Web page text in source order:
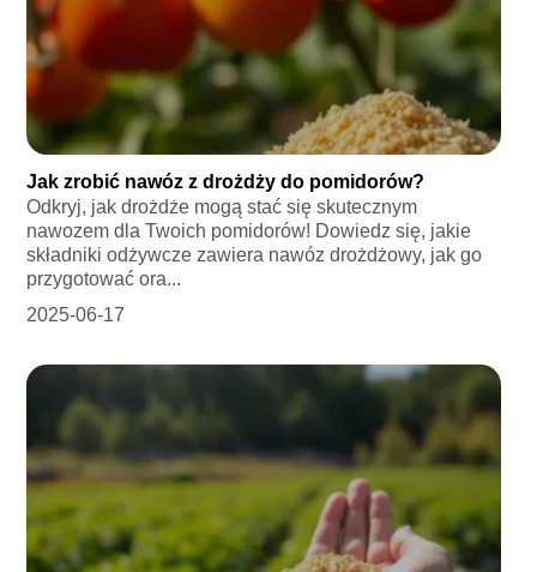
Jak zrobić nawóz z drożdży do pomidorów?
Odkryj, jak drożdże mogą stać się skutecznym
nawozem dla Twoich pomidorów! Dowiedz się, jakie
składniki odżywcze zawiera nawóz drożdżowy, jak go
przygotować ora...
2025-06-17